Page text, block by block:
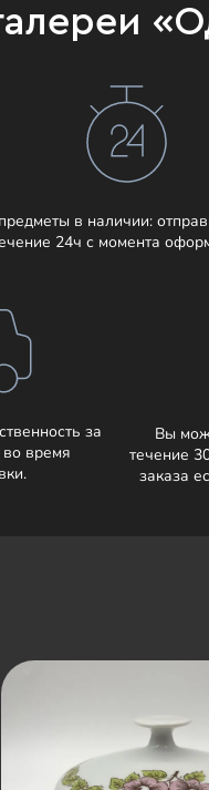
в наличии:
24ч с момента
за
во время
Вы
течение
заказа